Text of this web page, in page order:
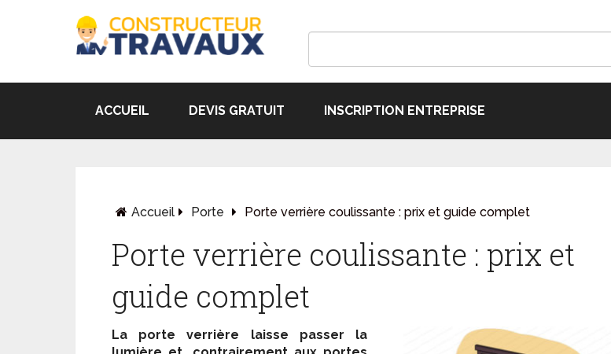
ACCUEIL DEVIS GRATUIT INSCRIPTION ENTREPRISE
Accueil Porte Porte verrière coulissante : prix et guide complet
Porte verrière coulissante : prix et
guide complet
La porte verrière laisse passer la